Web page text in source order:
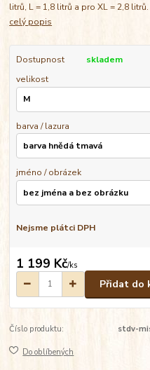
litrů, L = 1,8 litrů a pro XL = 2,8
celý popis
Dostupnost
skladem
velikost
barva / lazura
jméno / obrázek
Nejsme plátci DPH
1 199 Kč/ks
Přidat do
Číslo produktu: stdv-
Do oblíbených